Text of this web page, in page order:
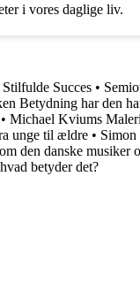
i vores daglige liv.
Succes •
Betydning har den
• Michael Kviums
unge til ældre •
den danske musiker
betyder det?